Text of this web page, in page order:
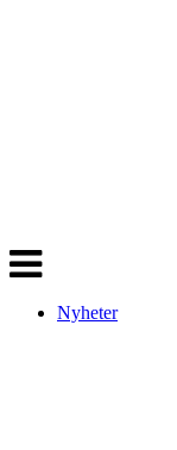
Veksle
navigasjon
Nyheter